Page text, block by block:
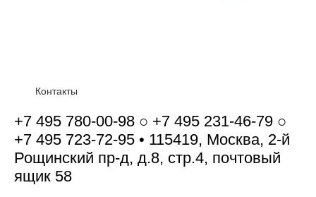
Контакты
+7 495 780-00-98 ○ +7 495 231-46-79 ○
+7 495 723-72-95 • 115419, Москва, 2-й
Рощинский пр-д, д.8, стр.4, почтовый
ящик 58